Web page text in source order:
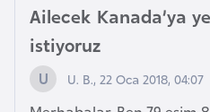
Ailecek Kanada’ya
istiyoruz
U. B., 22 Oca 2018, 04:07
D
a
n
i